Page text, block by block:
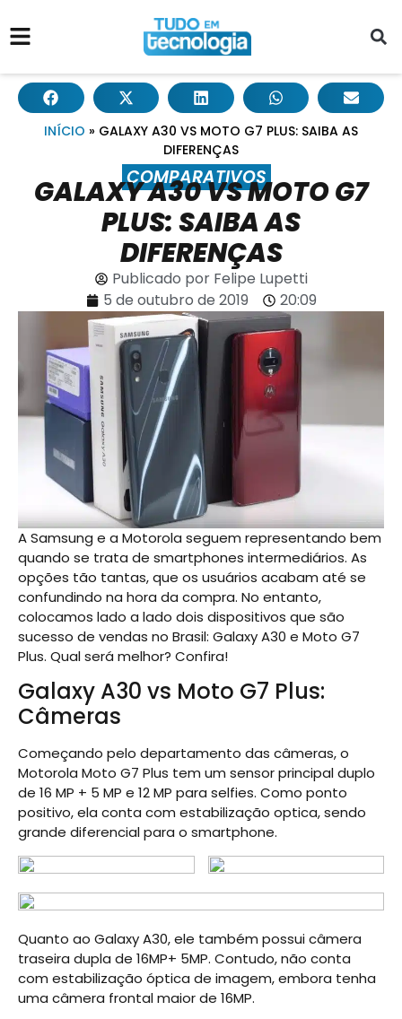
INÍCIO » GALAXY A30 VS MOTO G7 PLUS: SAIBA AS
DIFERENÇAS
COMPARATIVOS
GALAXY A30 VS MOTO G7
PLUS: SAIBA AS
DIFERENÇAS
Publicado porFelipe Lupetti
5 de outubro de 2019
20:09
A Samsung e a Motorola seguem representando bem
quando se trata de smartphones intermediários. As
opções tão tantas, que os usuários acabam até se
confundindo na hora da compra. No entanto,
colocamos lado a lado dois dispositivos que são
sucesso de vendas no Brasil: Galaxy A30 e Moto G7
Plus. Qual será melhor? Confira!
Galaxy A30 vs Moto G7 Plus:
Câmeras
Começando pelo departamento das câmeras, o
Motorola Moto G7 Plus tem um sensor principal duplo
de 16 MP + 5 MP e 12 MP para selfies. Como ponto
positivo, ela conta com estabilização optica, sendo
grande diferencial para o smartphone.
Quanto ao Galaxy A30, ele também possui câmera
traseira dupla de 16MP+ 5MP. Contudo, não conta
com estabilização óptica de imagem, embora tenha
uma câmera frontal maior de 16MP.